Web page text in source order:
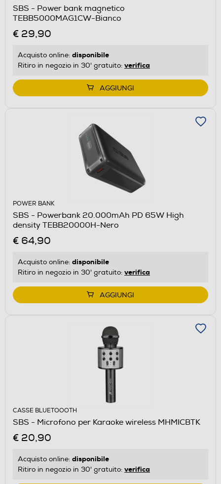
SBS - Power bank magnetico
TEBB5000MAG1CW-Bianco
€ 29,90
Acquisto online: disponibile
Ritiro in negozio in 30' gratuito: verifica
AGGIUNGI
POWER BANK
SBS - Powerbank 20.000mAh PD 65W High
density TEBB20000H-Nero
€ 64,90
Acquisto online: disponibile
Ritiro in negozio in 30' gratuito: verifica
AGGIUNGI
CASSE BLUETOOOTH
SBS - Microfono per Karaoke wireless MHMICBTK
€ 20,90
Acquisto online: disponibile
Ritiro in negozio in 30' gratuito: verifica